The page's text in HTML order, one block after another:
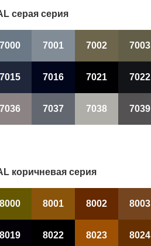
серая серия
7000 7001 7002 7003
7015 7016 7021 7022
7036 7037 7038 7039
коричневая серия
8000 8001 8002 8003
8019 8022 8023 8024